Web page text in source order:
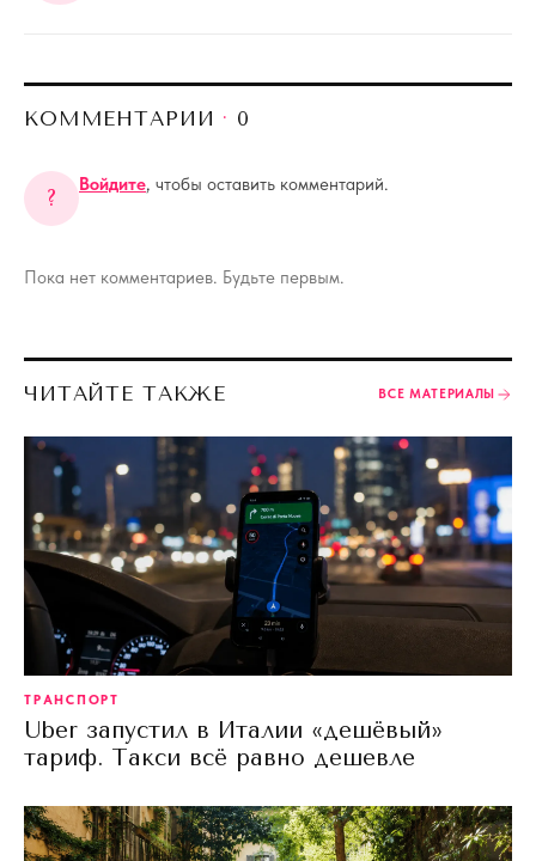
КОММЕНТАРИИ · 0
?
Войдите, чтобы оставить комментарий.
Пока нет комментариев. Будьте первым.
ЧИТАЙТЕ ТАКЖЕ ВСЕ МАТЕРИАЛЫ
ТРАНСПОРТ
Uber запустил в Италии «дешёвый»
тариф. Такси всё равно дешевле